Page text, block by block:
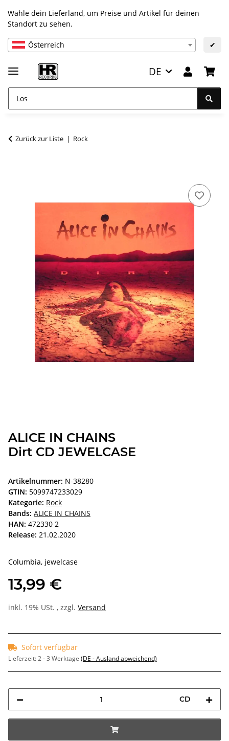
Wähle dein Lieferland, um Preise und Artikel für deinen
Standort zu sehen.
Österreich ✔
DE
Zurück zur Liste Rock
ALICE IN CHAINS
Dirt CD JEWELCASE
Artikelnummer: N-38280
GTIN: 5099747233029
Kategorie: Rock
Bands: ALICE IN CHAINS
HAN: 472330 2
Release: 21.02.2020
Columbia, jewelcase
13,99 €
inkl. 19% USt. , zzgl. Versand
Sofort verfügbar
Lieferzeit:2 - 3 Werktage (DE - Ausland abweichend)
CD